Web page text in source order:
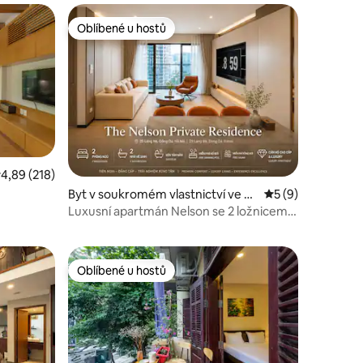
hodnocení 4,89 z 5, 218 hodnocení
4,89 (218)
Oblíbené u hostů
Oblíbené u hostů
Byt v soukromém vlastnictví ve m
ěstě O Cho Dua
Průměrné
5 (9)
Luxusní apartmán Nelson se 2 ložnicemi,
Oblíbené u hostů
Oblíbené u hostů